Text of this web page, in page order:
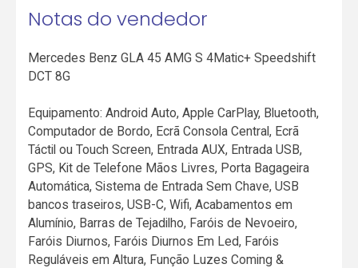
Notas do vendedor
Mercedes Benz GLA 45 AMG S 4Matic+ Speedshift
DCT 8G
Equipamento: Android Auto, Apple CarPlay, Bluetooth,
Computador de Bordo, Ecrã Consola Central, Ecrã
Táctil ou Touch Screen, Entrada AUX, Entrada USB,
GPS, Kit de Telefone Mãos Livres, Porta Bagageira
Automática, Sistema de Entrada Sem Chave, USB
bancos traseiros, USB-C, Wifi, Acabamentos em
Alumínio, Barras de Tejadilho, Faróis de Nevoeiro,
Faróis Diurnos, Faróis Diurnos Em Led, Faróis
Reguláveis em Altura, Função Luzes Coming &